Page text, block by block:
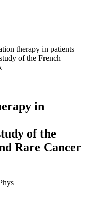
therapy in patients
of the French
in
of the
Rare Cancer